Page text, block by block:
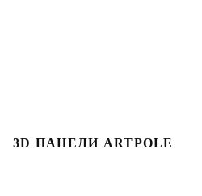
3D ПАНЕЛИ ARTPOLE